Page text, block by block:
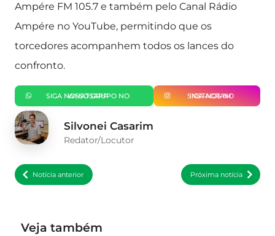
Ampére FM 105.7 e também pelo Canal Rádio
Ampére no YouTube, permitindo que os
torcedores acompanhem todos os lances do
confronto.
SIGA NOSSO GRUPO NO WHATSAPP SIGA-NOS NO INSTAGRAM
Silvonei Casarim
Redator/Locutor
Notícia anterior Próxima notícia
Veja também